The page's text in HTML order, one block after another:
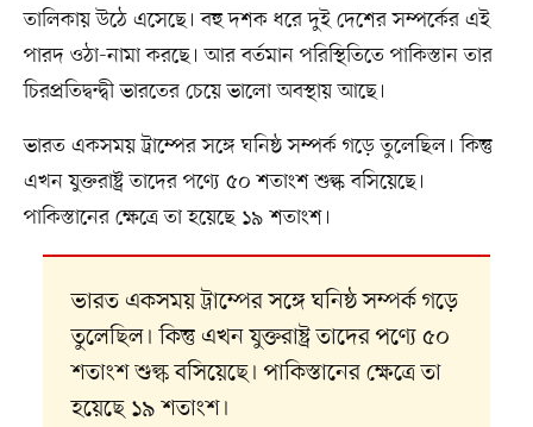
তালিকায় উঠে এসেছে। বহু দশক ধরে দুই দেশের সম্পর্কের এই
পারদ ওঠা-নামা করছে। আর বর্তমান পরিস্থিতিতে পাকিস্তান তার
চিরপ্রতিদ্বন্দ্বী ভারতের চেয়ে ভালো অবস্থায় আছে।
ভারত একসময় ট্রাম্পের সঙ্গে ঘনিষ্ঠ সম্পর্ক গড়ে তুলেছিল। কিন্তু
এখন যুক্তরাষ্ট্র তাদের পণ্যে ৫০ শতাংশ শুল্ক বসিয়েছে।
পাকিস্তানের ক্ষেত্রে তা হয়েছে ১৯ শতাংশ।
ভারত একসময় ট্রাম্পের সঙ্গে ঘনিষ্ঠ সম্পর্ক গড়ে
তুলেছিল। কিন্তু এখন যুক্তরাষ্ট্র তাদের পণ্যে ৫০
শতাংশ শুল্ক বসিয়েছে। পাকিস্তানের ক্ষেত্রে তা
হয়েছে ১৯ শতাংশ।